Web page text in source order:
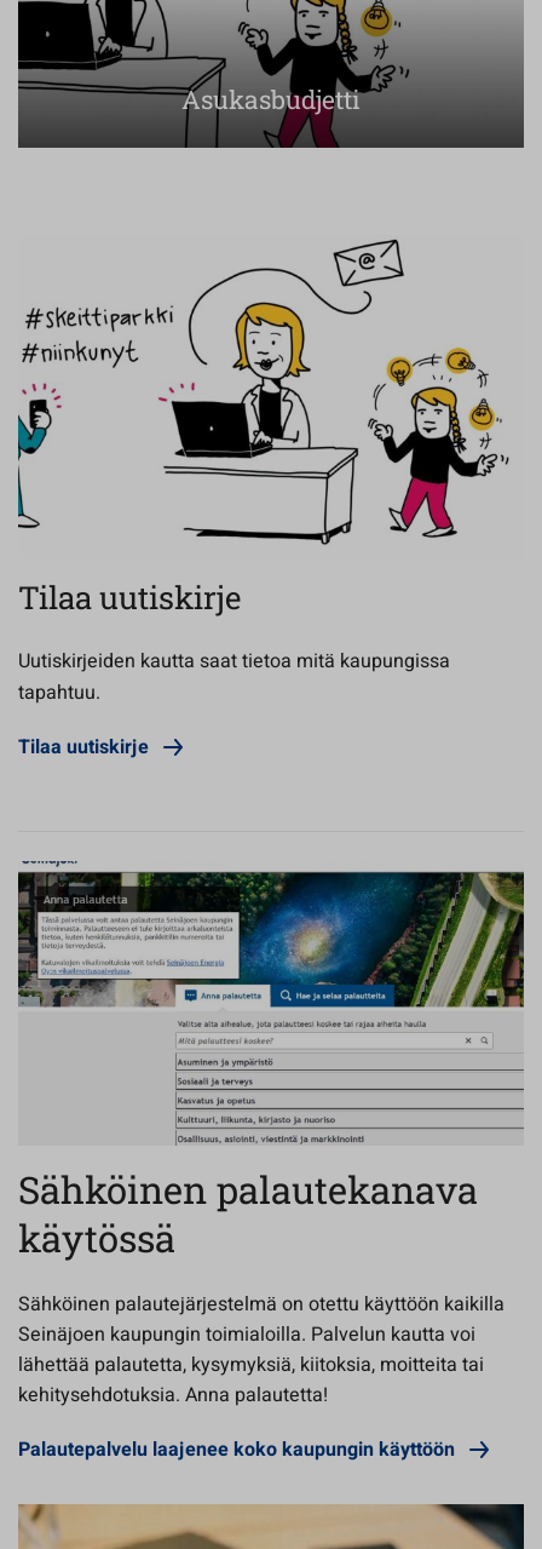
Asukasbudjetti
Tilaa uutiskirje
Uutiskirjeiden kautta saat tietoa mitä kaupungissa
tapahtuu.
Tilaa uutiskirje
Sähköinen palautekanava
käytössä
Sähköinen palautejärjestelmä on otettu käyttöön kaikilla
Seinäjoen kaupungin toimialoilla. Palvelun kautta voi
lähettää palautetta, kysymyksiä, kiitoksia, moitteita tai
kehitysehdotuksia. Anna palautetta!
Palautepalvelu laajenee koko kaupungin käyttöön